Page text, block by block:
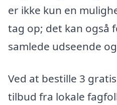
er ikke kun en
tag op; det kan også
samlede udseende
Ved at bestille 3
tilbud fra lokale